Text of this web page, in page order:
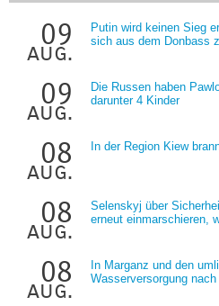
09
aug.
Putin wird keinen Sieg
sich aus dem Donbass
09
aug.
Die Russen haben
darunter 4 Kinder
08
aug.
In der Region Kiew
08
aug.
Selenskyj über
erneut einmarschieren,
08
aug.
In Marganz und den
Wasserversorgung